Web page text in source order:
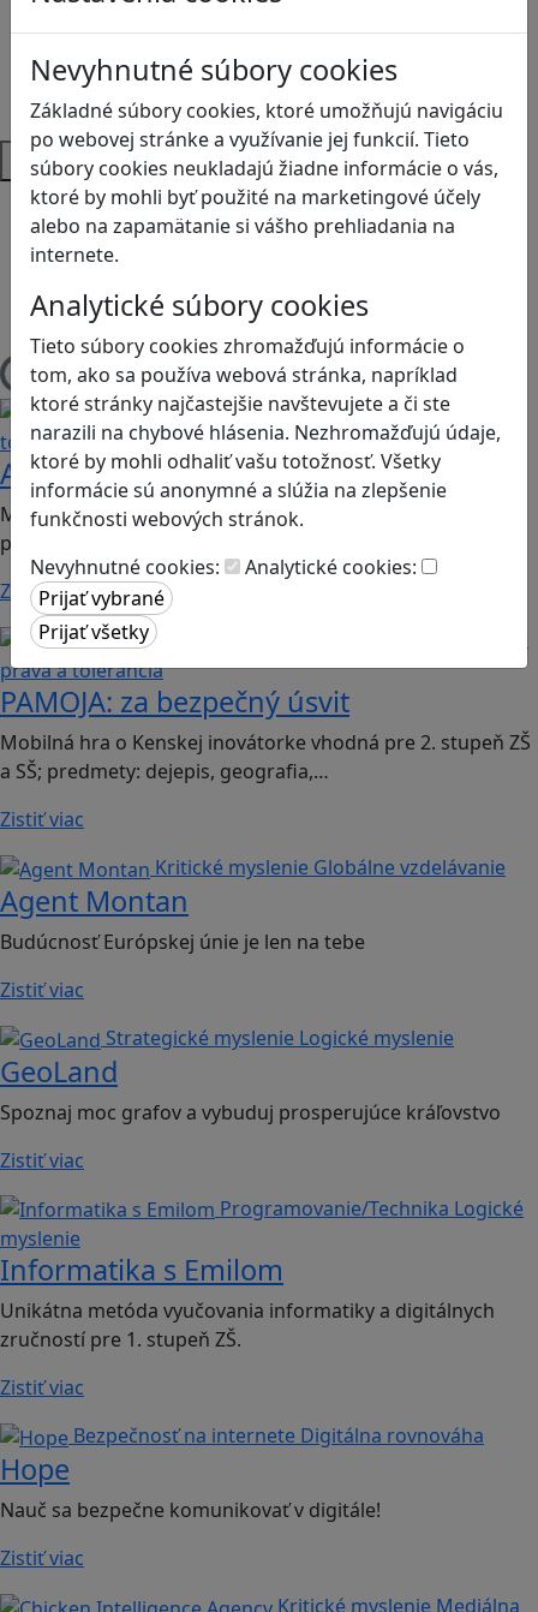
Nevyhnutné súbory cookies
Základné súbory cookies, ktoré umožňujú navigáciu
po webovej stránke a využívanie jej funkcií. Tieto
súbory cookies neukladajú žiadne informácie o vás,
ktoré by mohli byť použité na marketingové účely
alebo na zapamätanie si vášho prehliadania na
internete.
Analytické súbory cookies
Tieto súbory cookies zhromažďujú informácie o
tom, ako sa používa webová stránka, napríklad
ktoré stránky najčastejšie navštevujete a či ste
narazili na chybové hlásenia. Nezhromažďujú údaje,
ktoré by mohli odhaliť vašu totožnosť. Všetky
informácie sú anonymné a slúžia na zlepšenie
funkčnosti webových stránok.
Nevyhnutné cookies:
Analytické cookies:
Strategické myslenie
Zdravie a pohyb
Platformy
Android
iOS
Stolové, kartové
Web
Print & Play
Načítam hry
Kritické myslenieĽudské práva a
tolerancia
Aaronova dilema
Mobilná hra vhodná pre: 2. stupeň ZŠ, SŠ a gymnáziá;
predmety občianska náuka, dejepis,…
Zistiť viac
práva a tolerancia
PAMOJA: za bezpečný úsvit
Mobilná hra o Kenskej inovátorke vhodná pre 2. stupeň ZŠ
a SŠ; predmety: dejepis, geografia,…
Zistiť viac
Kritické myslenie Globálne vzdelávanie
Agent Montan
Budúcnosť Európskej únie je len na tebe
Zistiť viac
Strategické myslenie Logické myslenie
GeoLand
Spoznaj moc grafov a vybuduj prosperujúce kráľovstvo
Zistiť viac
Programovanie/Technika Logické
myslenie
Informatika s Emilom
Unikátna metóda vyučovania informatiky a digitálnych
zručností pre 1. stupeň ZŠ.
Zistiť viac
Bezpečnosť na internete Digitálna rovnováha
Hope
Nauč sa bezpečne komunikovať v digitále!
Zistiť viac
Kritické myslenie Mediálna